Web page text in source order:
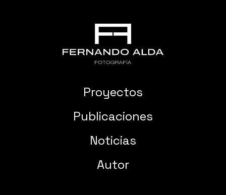
Proyectos
Publicaciones
Noticias
Autor